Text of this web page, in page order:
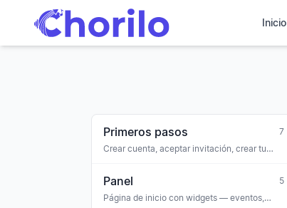
Inicio
Primeros pasos
7
Crear cuenta, aceptar invitación, crear tu
Panel
5
Página de inicio con widgets — eventos,